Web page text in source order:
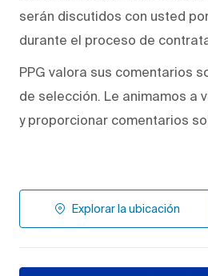
serán discutidos con usted
durante el proceso de
PPG valora sus comentarios
de selección. Le animamos a
y proporcionar comentarios
Explorar la ubicación